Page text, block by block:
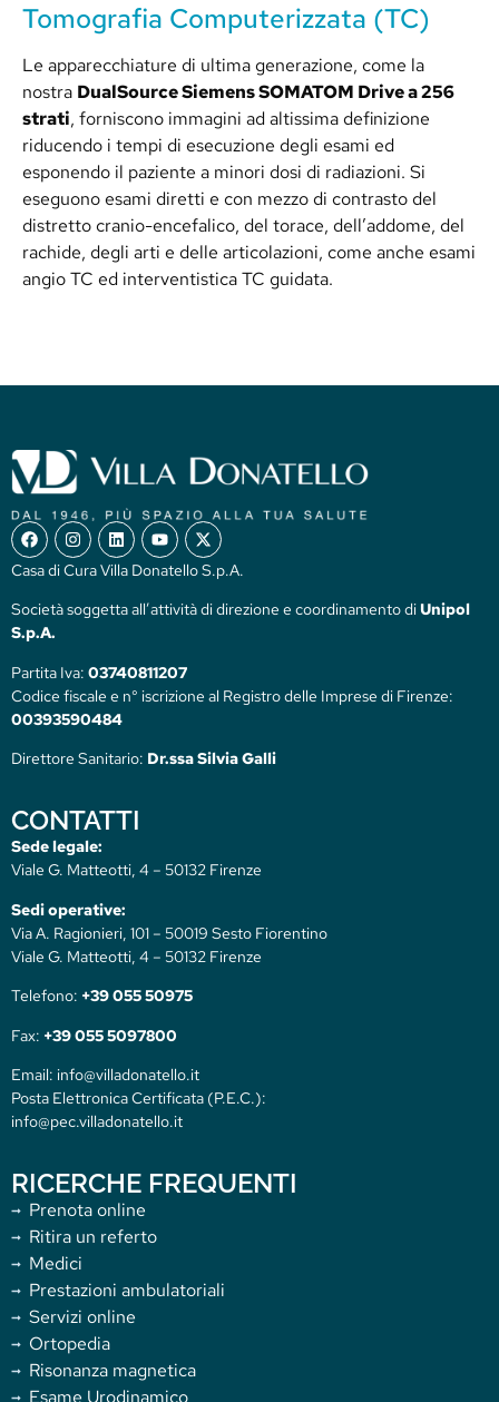
Tomografia Computerizzata (TC)
Le apparecchiature di ultima generazione, come la
nostra DualSource Siemens SOMATOM Drive a 256
strati, forniscono immagini ad altissima definizione
riducendo i tempi di esecuzione degli esami ed
esponendo il paziente a minori dosi di radiazioni. Si
eseguono esami diretti e con mezzo di contrasto del
distretto cranio-encefalico, del torace, dell’addome, del
rachide, degli arti e delle articolazioni, come anche esami
angio TC ed interventistica TC guidata.
Casa di Cura Villa Donatello S.p.A.
Società soggetta all’attività di direzione e coordinamento diUnipol
S.p.A.
Partita Iva: 03740811207
Codice fiscale e n° iscrizione al Registro delle Imprese di Firenze:
00393590484
Direttore Sanitario: Dr.ssa Silvia Galli
CONTATTI
Sede legale:
Viale G. Matteotti, 4 – 50132 Firenze
Sedi operative:
Via A. Ragionieri, 101 – 50019 Sesto Fiorentino
Viale G. Matteotti, 4 – 50132 Firenze
Telefono: +39 055 50975
Fax: +39 055 5097800
Email: info@villadonatello.it
Posta Elettronica Certificata (P.E.C.):
info@pec.villadonatello.it
RICERCHE FREQUENTI
Prenota online
Ritira un referto
Medici
Prestazioni ambulatoriali
Servizi online
Ortopedia
Risonanza magnetica